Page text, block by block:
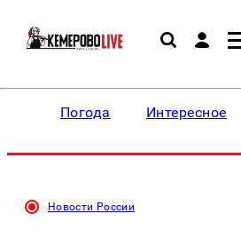
Погода Интересное
Новости России